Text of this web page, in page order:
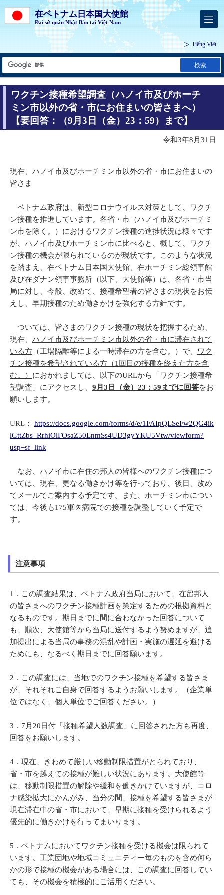
在ベトナム日本国大使館
Đại sứ quán Nhật Bản tại Việt Nam
Tiếng Việt
検索
ワクチン接種希望調査（ハノイ市及びホーチ
ミン市以外の省・市にお住まいの皆さまへ）
【要回答：（9月3日（金）23：59）まで】
令和3年8月31日
現在、ハノイ市及びホーチミン市以外の省・市にお住まいの
皆さま
ベトナム政府は、新型コロナウイルス対策として、ワクチ
ン接種を推進しています。各省・市（ハノイ市及びホーチミ
ン市を除く。）におけるワクチン接種の進捗状況は様々です
が、ハノイ市及びホーチミン市に比べると、概して、ワクチ
ン接種の機会が限られているのが現状です。このような状況
を踏まえ、在ベトナム日本国大使館、在ホーチミン総領事館
及び在ダナン領事事務所（以下、大使館等）は、各省・市当
局に対し、今般、改めて、接種希望者の皆さまの現状をお伝
えし、早期接種のため働きかけを強化する方針です。
ついては、皆さまのワクチン接種の現状を把握するため、
現在、 ハノイ市及びホーチミン市以外の省・市に滞在されて
いる方 （工場隔離等による一時滞在の方を含む。）で、
ワク
チン接種を希望されている方（1回目の接種を終えた方を含
む。） におかれましては、以下のURLから「ワクチン接種希
望調査」にアクセスし、 9月3日（金）23：59までに回答をお
願いします。
URL： https://docs.google.com/forms/d/e/1FAIpQLSeFw2QG4ik
lGttZbs_RrhiOlFOsaZ50LnmSs4UD3gyYKU5Vtw/viewform?
usp=sf_link
なお、ハノイ市に在住の邦人の皆様へのワクチン接種につ
いては、現在、更なる働きかけ等を行っており、後日、改め
てメールでご案内する予定です。また、ホーチミン市につい
ては、今後も175軍医病院での接種を調整していく予定で
す。
注意事項
1．この調査結果は、ベトナム政府当局において、在留邦人
の皆さまへのワクチン接種計画を策定するための根拠資料と
なるものです。期日までに間に合わなかった回答について
も、順次、大使館等から当局に送付するよう努めますが、追
加提出による当局の事務の混乱や計画・実施の遅延を避ける
ためにも、なるべく期日までに回答願います。
2．この調査には、当地でのワクチン接種を希望する皆さま
が、それぞれご自身で回答するようお願いします。（企業単
位ではなく、個人単位でご回答ください。）
3．7月20日付「接種希望人数調査」に回答された方も再度、
回答をお願いします。
4．現在、きわめて厳しい移動制限措置がとられており、
省・市を越えての接種が難しい状況にあります。大使館等
は、移動制限措置の解除や緩和を働きかけていますが、コロ
ナ感染拡大にかんがみ、当分の間、接種を希望する皆さまが
現在滞在中の省・市において、早期に接種を受けられるよう
優先的に働きかけを行ってまいります。
5．ベトナムにおいてワクチン接種を受ける機会は限られて
います。工業団地や地域コミュニティー毎のものを含め何ら
かの形で接種の機会がある場合には、この調査に回答してい
ても、その機会を積極的にご活用ください。